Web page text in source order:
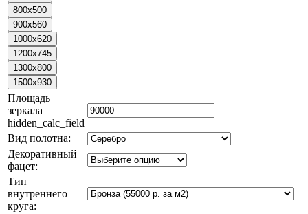
Площадь
зеркала
hidden_calc_field
Вид полотна:
Декоративный
фацет:
Тип
внутреннего
круга: